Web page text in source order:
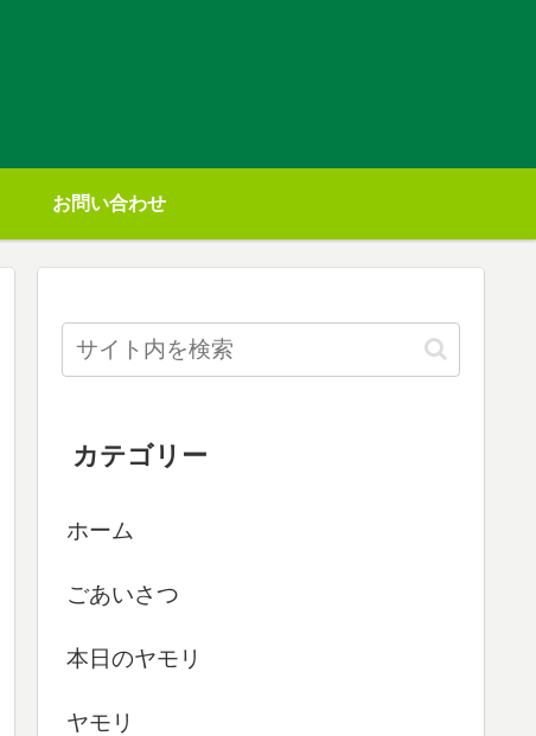
お問い合わせ
カテゴリー
ホーム
ごあいさつ
本日のヤモリ
ヤモリ